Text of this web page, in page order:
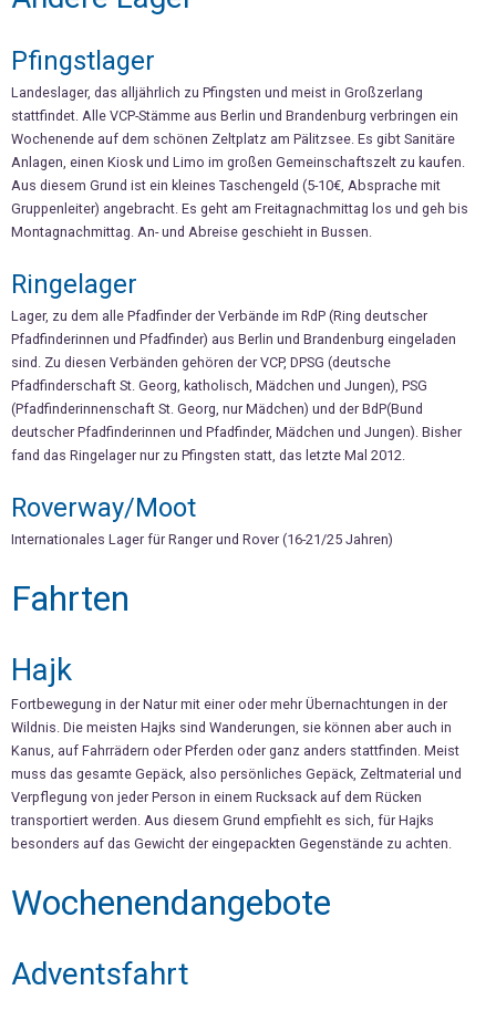
Pfingstlager
Landeslager, das alljährlich zu Pfingsten und meist in Großzerlang
stattfindet. Alle VCP-Stämme aus Berlin und Brandenburg verbringen ein
Wochenende auf dem schönen Zeltplatz am Pälitzsee. Es gibt Sanitäre
Anlagen, einen Kiosk und Limo im großen Gemeinschaftszelt zu kaufen.
Aus diesem Grund ist ein kleines Taschengeld (5-10€, Absprache mit
Gruppenleiter) angebracht. Es geht am Freitagnachmittag los und geh bis
Montagnachmittag. An- und Abreise geschieht in Bussen.
Ringelager
Lager, zu dem alle Pfadfinder der Verbände im RdP (Ring deutscher
Pfadfinderinnen und Pfadfinder) aus Berlin und Brandenburg eingeladen
sind. Zu diesen Verbänden gehören der VCP, DPSG (deutsche
Pfadfinderschaft St. Georg, katholisch, Mädchen und Jungen), PSG
(Pfadfinderinnenschaft St. Georg, nur Mädchen) und der BdP(Bund
deutscher Pfadfinderinnen und Pfadfinder, Mädchen und Jungen). Bisher
fand das Ringelager nur zu Pfingsten statt, das letzte Mal 2012.
Roverway/Moot
Internationales Lager für Ranger und Rover (16-21/25 Jahren)
Fahrten
Hajk
Fortbewegung in der Natur mit einer oder mehr Übernachtungen in der
Wildnis. Die meisten Hajks sind Wanderungen, sie können aber auch in
Kanus, auf Fahrrädern oder Pferden oder ganz anders stattfinden. Meist
muss das gesamte Gepäck, also persönliches Gepäck, Zeltmaterial und
Verpflegung von jeder Person in einem Rucksack auf dem Rücken
transportiert werden. Aus diesem Grund empfiehlt es sich, für Hajks
besonders auf das Gewicht der eingepackten Gegenstände zu achten.
Wochenendangebote
Adventsfahrt